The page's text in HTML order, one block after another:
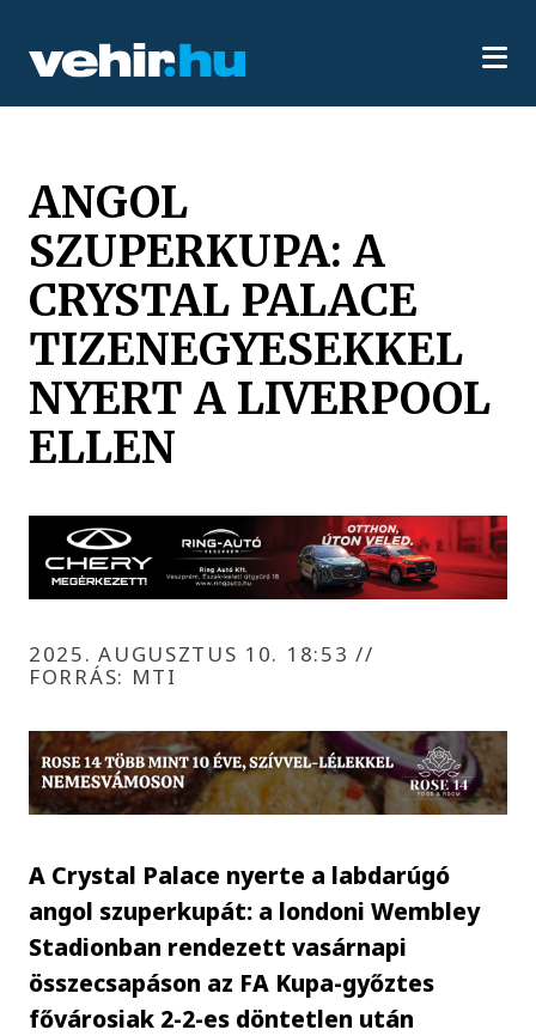
ANGOL
SZUPERKUPA: A
CRYSTAL PALACE
TIZENEGYESEKKEL
NYERT A LIVERPOOL
ELLEN
2025. AUGUSZTUS 10. 18:53//
FORRÁS: MTI
A Crystal Palace nyerte a labdarúgó
angol szuperkupát: a londoni Wembley
Stadionban rendezett vasárnapi
összecsapáson az FA Kupa-győztes
fővárosiak 2-2-es döntetlen után